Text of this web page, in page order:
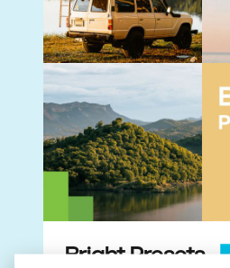
Bright Presets